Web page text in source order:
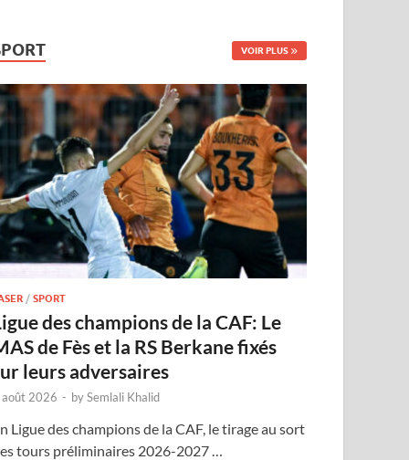
VOIR PLUS
/SPORT
des champions de la CAF: Le
de Fès et la RS Berkane fixés
leurs adversaires
2026 - bySemlali Khalid
Ligue des champions de la CAF, le tirage au sort
tours préliminaires 2026-2027 …